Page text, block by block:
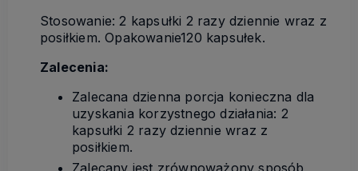
Stosowanie: 2 kapsułki 2 razy dziennie wraz z
posiłkiem. Opakowanie120 kapsułek.
Zalecenia:
Zalecana dzienna porcja konieczna dla
uzyskania korzystnego działania: 2
kapsułki 2 razy dziennie wraz z
posiłkiem.
Zalecany jest zrównoważony sposób